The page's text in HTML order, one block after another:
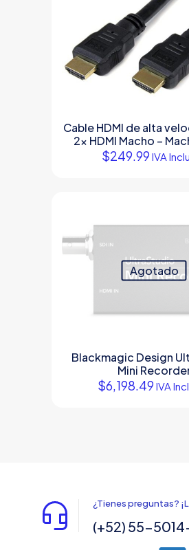
Cable HDMI de alta
2x HDMI Macho –
$249.99 IVA
Agotado
Blackmagic Design
Mini
$6,198.49 IVA
¿Tienes preguntas?
(+52) 55-